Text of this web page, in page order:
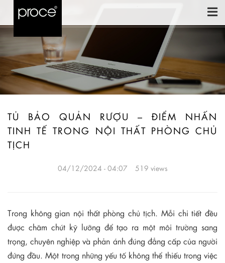
TỦ BẢO QUẢN RƯỢU – ĐIỂM NHẤN
TINH TẾ TRONG NỘI THẤT PHÒNG CHỦ
TỊCH
04/12/2024 - 04:07 519 views
Trong không gian nội thất phòng chủ tịch. Mỗi chi tiết đều
được chăm chút kỹ lưỡng để tạo ra một môi trường sang
trọng, chuyên nghiệp và phản ánh đúng đẳng cấp của người
đứng đầu. Một trong những yếu tố không thể thiếu trong việc